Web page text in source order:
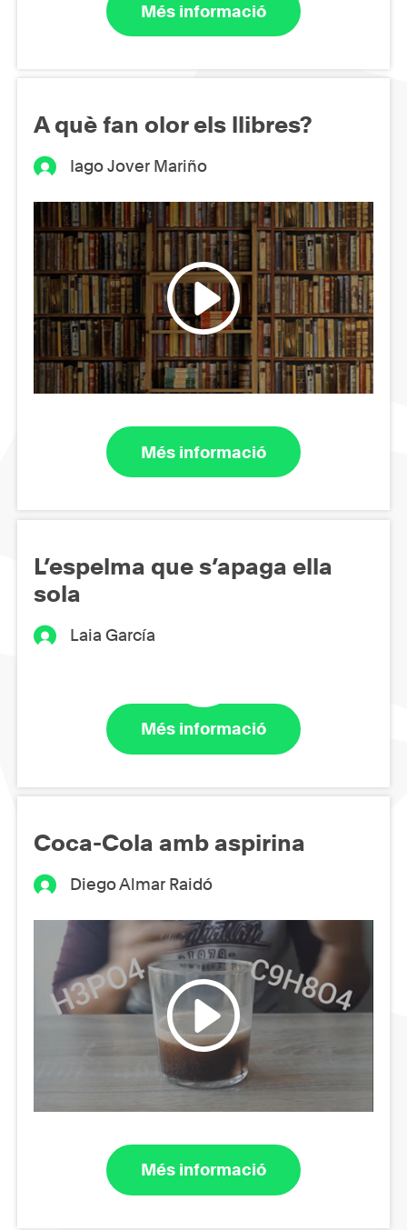
Més informació
A què fan olor els llibres?
Iago Jover Mariño
Més informació
L’espelma que s’apaga ella
sola
Laia García
Més informació
Coca-Cola amb aspirina
Diego Almar Raidó
Més informació